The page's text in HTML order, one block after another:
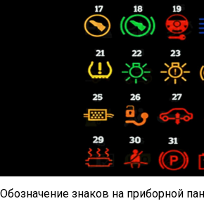
Обозначение знаков на приборной